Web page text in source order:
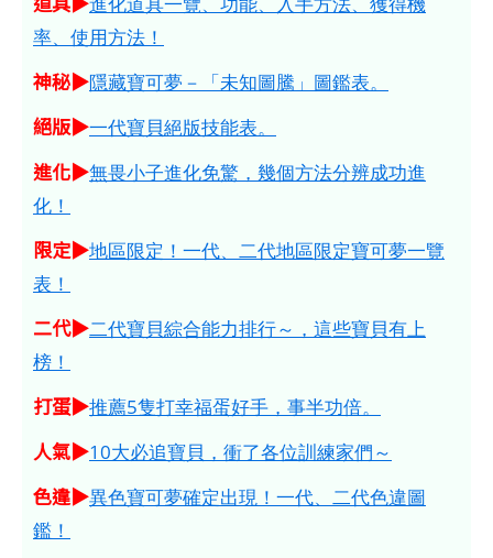
率、使用方法！
神秘▶隱藏寶可夢－「未知圖騰」圖鑑表。
絕版▶一代寶貝絕版技能表。
進化▶無畏小子進化免驚，幾個方法分辨成功進
化！
限定▶地區限定！一代、二代地區限定寶可夢一覽
表！
二代▶二代寶貝綜合能力排行～，這些寶貝有上
榜！
打蛋▶推薦5隻打幸福蛋好手，事半功倍。
人氣▶10大必追寶貝，衝了各位訓練家們～
色違▶異色寶可夢確定出現！一代、二代色違圖
鑑！